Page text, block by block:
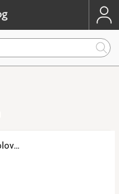
Les carnets de Volovent